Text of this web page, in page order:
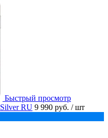
Быстрый просмотр
RU 9 990 руб. / шт